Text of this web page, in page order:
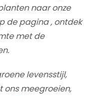
naar onze
de pagina , ontdek
met de
levensstijl,
ons meegroeien,